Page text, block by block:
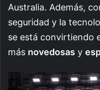
Australia. Además,
seguridad y la
se está convirtiendo
más novedosas y